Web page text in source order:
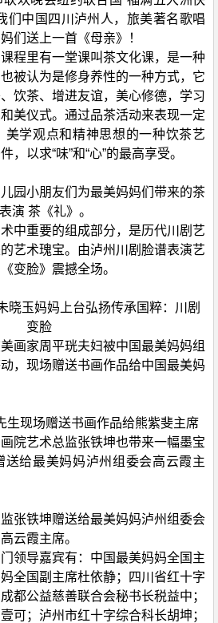
们中国四川泸州人，旅美著名歌唱
送上一首《母亲》！
程里有一堂课叫茶文化课，是一种
被认为是修身养性的一种方式，它
饮茶、增进友谊，美心修德，学习
美仪式。通过品茶活动来表现一定
美学观点和精神思想的一种饮茶艺
以求“味”和“心”的最高享受。
园小朋友们为最美妈妈们带来的茶
演 茶《礼》。
中重要的组成部分，是历代川剧艺
艺术瑰宝。由泸州川剧脸谱表演艺
变脸》震撼全场。
晓玉妈妈上台弘扬传承国粹：川剧
变脸
画家周平珖夫妇被中国最美妈妈组
，现场赠送书画作品给中国最美妈
生现场赠送书画作品给熊紫斐主席
院艺术总监张铁坤也带来一幅墨宝
送给最美妈妈泸州组委会高云霞主
张铁坤赠送给最美妈妈泸州组委会
高云霞主席。
领导嘉宾有：中国最美妈妈全国主
全国副主席杜依静；四川省红十字
都公益慈善联合会秘书长税益中；
可；泸州市红十字综合科长胡坤；